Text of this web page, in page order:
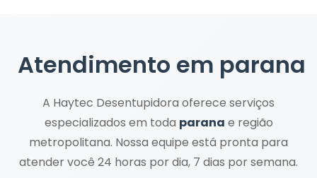
Atendimento em parana
A Haytec Desentupidora oferece serviços
especializados em toda parana e região
metropolitana. Nossa equipe está pronta para
atender você 24 horas por dia, 7 dias por semana.